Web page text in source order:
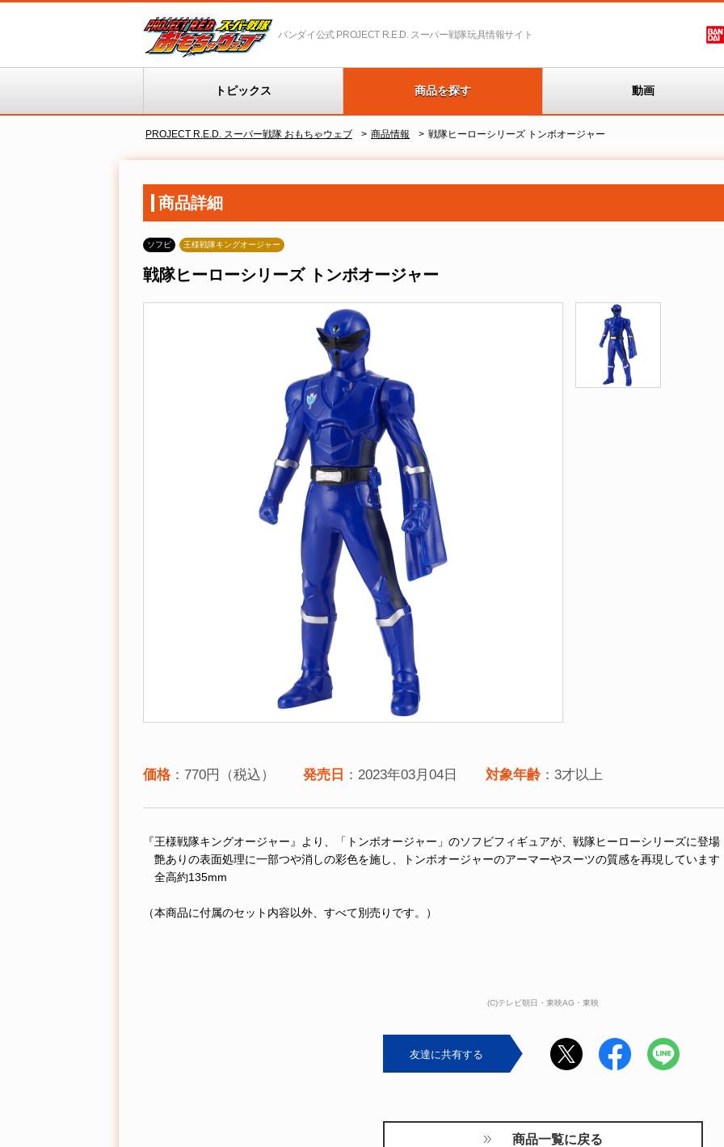
バンダイ公式 PROJECT R.E.D. スーパー戦隊玩具情報サイト
トピックス 商品を探す 動画
PROJECT R.E.D. スーパー戦隊 おもちゃウェブ 商品情報 戦隊ヒーローシリーズ トンボオージャー
商品詳細
ソフビ 王様戦隊キングオージャー
戦隊ヒーローシリーズ トンボオージャー
価格 ：770円（税込） 発売日 ：2023年03月04日 対象年齢：3才以上
『王様戦隊キングオージャー』より、「トンボオージャー」のソフビフィギュアが、戦隊ヒーローシリーズに登場
艶ありの表面処理に一部つや消しの彩色を施し、トンボオージャーのアーマーやスーツの質感を再現しています
全高約135mm
（本商品に付属のセット内容以外、すべて別売りです。）
(C)テレビ朝日・東映AG・東映
友達に共有する
商品一覧に戻る